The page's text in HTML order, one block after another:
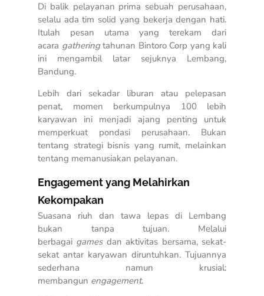
Di balik pelayanan prima sebuah perusahaan,
selalu ada tim solid yang bekerja dengan hati.
Itulah pesan utama yang terekam dari
acara gatheringtahunan Bintoro Corp yang kali
ini mengambil latar sejuknya Lembang,
Bandung.
Lebih dari sekadar liburan atau pelepasan
penat, momen berkumpulnya 100 lebih
karyawan ini menjadi ajang penting untuk
memperkuat pondasi perusahaan. Bukan
tentang strategi bisnis yang rumit, melainkan
tentang memanusiakan pelayanan.
Engagement yang Melahirkan
Kekompakan
Suasana riuh dan tawa lepas di Lembang
bukan tanpa tujuan. Melalui
berbagai gamesdan aktivitas bersama, sekat-
sekat antar karyawan diruntuhkan. Tujuannya
sederhana namun krusial:
membangun engagement.